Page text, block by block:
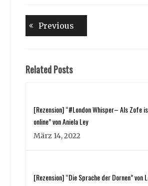
Beitragsnavigation
Previous
Related Posts
[Rezension] “#London Whisper– Als Zofe
online” von Aniela Ley
März 14, 2022
[Rezension] “Die Sprache der Dornen” von